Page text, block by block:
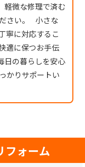
軽微な修理で済む
さい。 小さな
寧に対応するこ
適に保つお手伝
日の暮らしを安心
かりサポートい
フォーム